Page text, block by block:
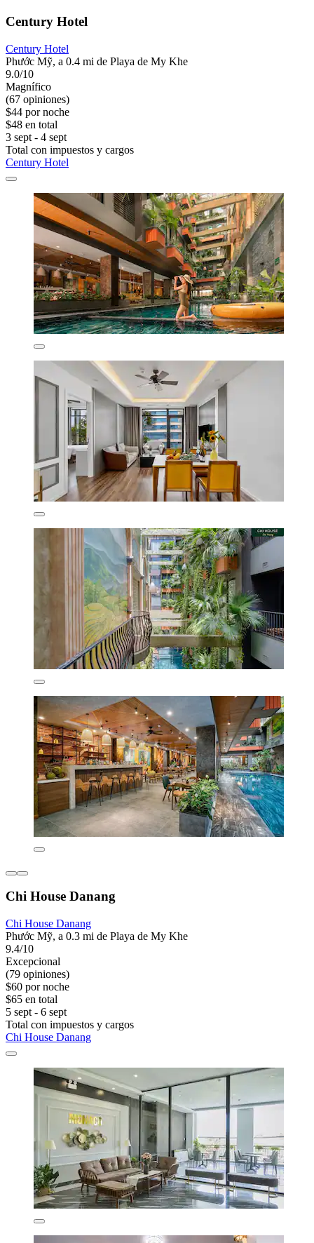
Century Hotel
Century Hotel
Phước Mỹ, a 0.4 mi de Playa de My Khe
9.0/10
Magnífico
(67 opiniones)
$44 por noche
$48 en total
3 sept - 4 sept
Total con impuestos y cargos
Century Hotel
Chi House Danang
Chi House Danang
Phước Mỹ, a 0.3 mi de Playa de My Khe
9.4/10
Excepcional
(79 opiniones)
$60 por noche
$65 en total
5 sept - 6 sept
Total con impuestos y cargos
Chi House Danang